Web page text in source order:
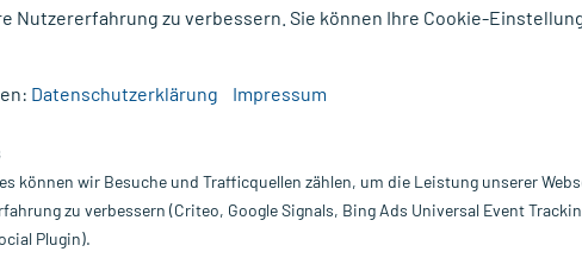
Scannen Sie Ihr E-Rezept in der
versandkostenfrei* - inklusive Ihrer
Nutzererfahrung zu verbessern. Sie können Ihre Cookie-
Datenschutzerklärung Impressum
können wir Besuche und Trafficquellen zählen, um die Leistung unserer
zu verbessern (Criteo, Google Signals, Bing Ads Universal Event
Plugin).